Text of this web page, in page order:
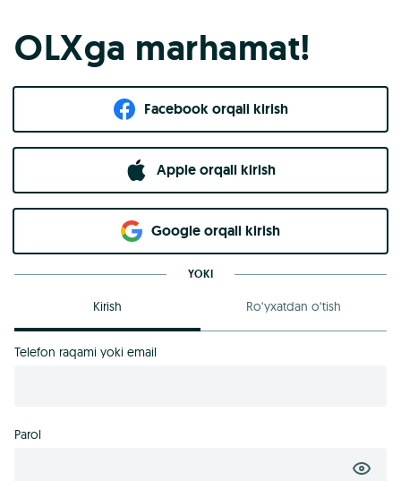
OLXga marhamat!
Facebook orqali kirish​
Apple orqali kirish
Goo​g​le orqali kirish
YOKI
Kirish Ro‘yxatdan o‘tish
Telefon raqami yoki email
Parol